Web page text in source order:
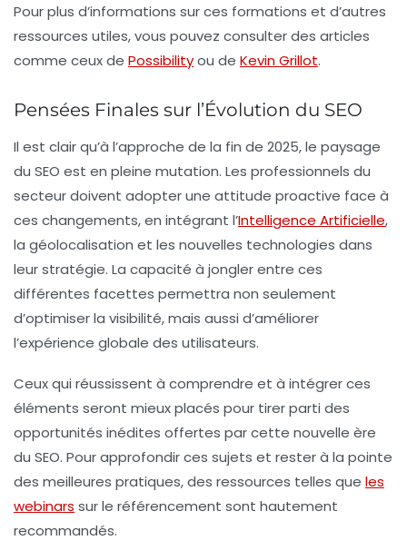
Pour plus d’informations sur ces formations et d’autres
ressources utiles, vous pouvez consulter des articles
comme ceux de Possibilityou de Kevin Grillot.
Pensées Finales sur l’Évolution du SEO
Il est clair qu’à l’approche de la fin de 2025, le paysage
du SEO est en pleine mutation. Les professionnels du
secteur doivent adopter une attitude proactive face à
ces changements, en intégrant l’Intelligence Artificielle,
la géolocalisation et les nouvelles technologies dans
leur stratégie. La capacité à jongler entre ces
différentes facettes permettra non seulement
d’optimiser la visibilité, mais aussi d’améliorer
l’expérience globale des utilisateurs.
Ceux qui réussissent à comprendre et à intégrer ces
éléments seront mieux placés pour tirer parti des
opportunités inédites offertes par cette nouvelle ère
du SEO. Pour approfondir ces sujets et rester à la pointe
des meilleures pratiques, des ressources telles que les
webinars sur le référencement sont hautement
recommandés.